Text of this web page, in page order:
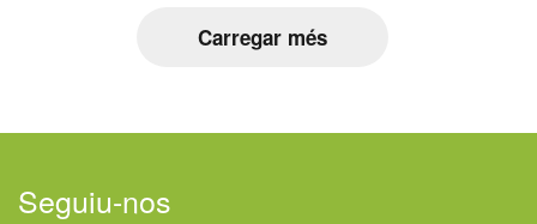
Carregar més
Seguiu-nos